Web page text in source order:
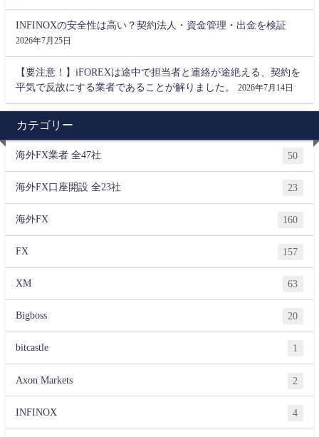
INFINOXの安全性は高い？契約法人・資金管理・出金を検証
2026年7月25日
【要注意！】iFOREXは途中で担当者と連絡が途絶える、契約を
平気で反故にする業者であることが解りました。
2026年7月14日
カテゴリー
海外FX業者 全47社 50
海外FX口座開設 全23社 23
海外FX 160
FX 157
XM 63
Bigboss 20
bitcastle 1
Axon Markets 2
INFINOX 4